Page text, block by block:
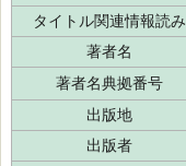
タイトル関連情報読み
著者名
著者名典拠番号
出版地
出版者